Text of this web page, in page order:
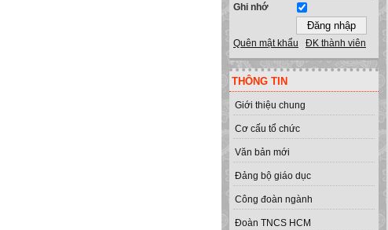
Ghi nhớ
Quên mật khẩu ĐK thành viên
THÔNG TIN
Giới thiệu chung
Cơ cấu tổ chức
Văn bản mới
Đảng bộ giáo dục
Công đoàn ngành
Đoàn TNCS HCM